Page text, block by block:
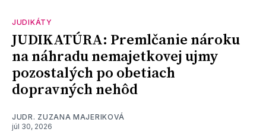
JUDIKÁTY
JUDIKATÚRA: Premlčanie nároku
na náhradu nemajetkovej ujmy
pozostalých po obetiach
dopravných nehôd
JUDR. ZUZANA MAJERIKOVÁ
júl 30, 2026